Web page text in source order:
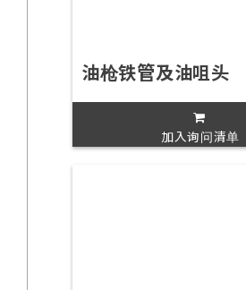
油枪铁管及油咀头
加入询问清单